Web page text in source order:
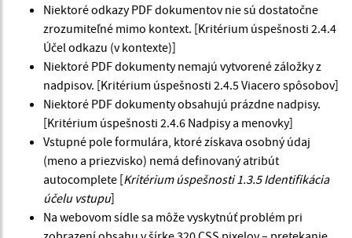
Niektoré odkazy PDF dokumentov nie sú dostatočne
zrozumiteľné mimo kontext. [Kritérium úspešnosti 2.4.4
Účel odkazu (v kontexte)]
Niektoré PDF dokumenty nemajú vytvorené záložky z
nadpisov. [Kritérium úspešnosti 2.4.5 Viacero spôsobov]
Niektoré PDF dokumenty obsahujú prázdne nadpisy.
[Kritérium úspešnosti 2.4.6 Nadpisy a menovky]
Vstupné pole formulára, ktoré získava osobný údaj
(meno a priezvisko) nemá definovaný atribút
autocomplete [Kritérium úspešnosti 1.3.5 Identifikácia
účelu vstupu]
Na webovom sídle sa môže vyskytnúť problém pri